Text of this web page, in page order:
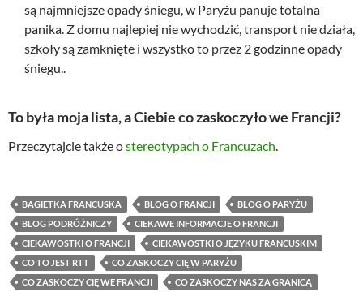
są najmniejsze opady śniegu, w Paryżu panuje totalna
panika. Z domu najlepiej nie wychodzić, transport nie działa,
szkoły są zamknięte i wszystko to przez 2 godzinne opady
śniegu..
To była moja lista, a Ciebie co zaskoczyło we Francji?
Przeczytajcie także ostereotypach o Francuzach
BAGIETKA FRANCUSKA BLOG O FRANCJI
BLOG O PARYŻU
BLOG PODRÓŻNICZY
CIEKAWE INFORMACJE O FRANCJI
CIEKAWOSTKI O FRANCJI
CIEKAWOSTKI O JĘZYKU FRANCUSKIM
CO TO JEST RTT
CO ZASKOCZY CIĘ W PARYŻU
CO ZASKOCZY CIĘ WE FRANCJI
CO ZASKOCZY NAS ZA GRANICĄ